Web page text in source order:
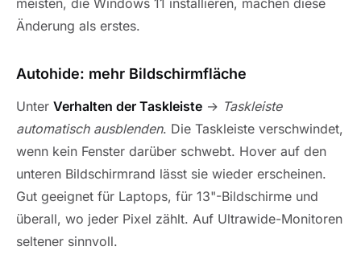
meisten, die Windows 11 installieren, machen diese
Änderung als erstes.
Autohide: mehr Bildschirmfläche
Unter Verhalten der Taskleiste → Taskleiste
automatisch ausblenden. Die Taskleiste verschwindet,
wenn kein Fenster darüber schwebt. Hover auf den
unteren Bildschirmrand lässt sie wieder erscheinen.
Gut geeignet für Laptops, für 13"-Bildschirme und
überall, wo jeder Pixel zählt. Auf Ultrawide-Monitoren
seltener sinnvoll.